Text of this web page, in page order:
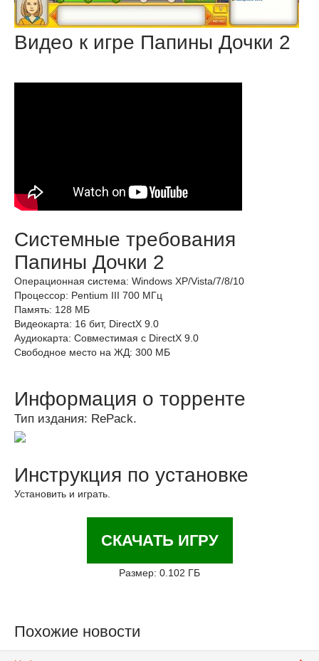
Видео к игре Папины Дочки 2
Системные требования
Папины Дочки 2
Операционная система: Windows ХР/Vista/7/8/10
Процессор: Pentium III 700 МГц
Память: 128 МБ
Видеокарта: 16 бит, DirectX 9.0
Аудиокарта: Совместимая с DirectX 9.0
Свободное место на ЖД: 300 МБ
Информация о торренте
Тип издания: RePack.
Инструкция по установке
Установить и играть.
СКАЧАТЬ ИГРУ
Размер: 0.102 ГБ
Похожие новости